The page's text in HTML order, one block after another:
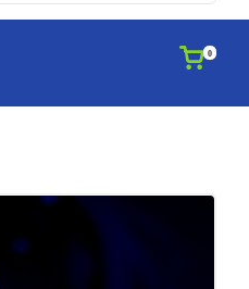
0
y Novedades